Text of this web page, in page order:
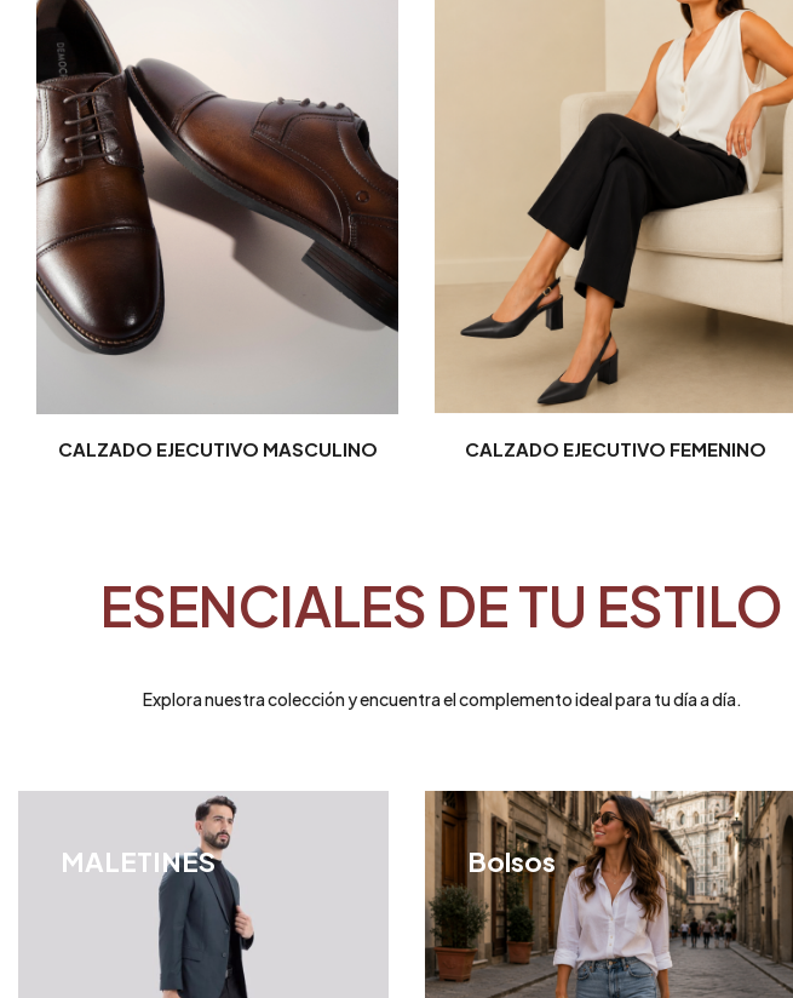
CALZADO EJECUTIVO MASCULINO CALZADO EJECUTIVO FEMENINO
ESENCIALES DE TU ESTILO
Explora nuestra colección y encuentra el complemento ideal para tu día a día.
MALETINES Bolsos